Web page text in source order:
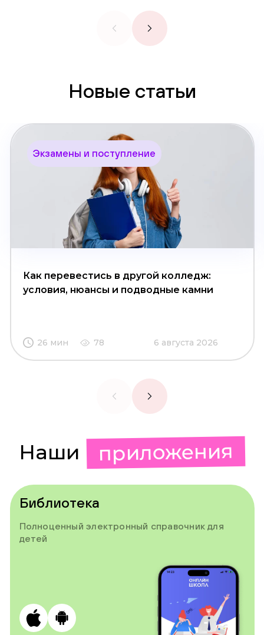
Новые статьи
Экзамены и поступление
Как перевестись в другой колледж:
условия, нюансы и подводные камни
26 мин 78 6 августа 2026
Наши приложения
Библиотека
Полноценный электронный справочник для
детей